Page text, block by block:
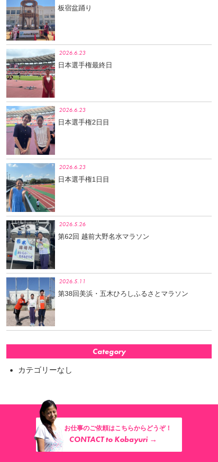
板宿盆踊り
2026.6.23
日本選手権最終日
2026.6.23
日本選手権2日目
2026.6.23
日本選手権1日目
2026.5.26
第62回 越前大野名水マラソン
2026.5.11
第38回美浜・五木ひろしふるさとマラソン
Category
カテゴリーなし
お仕事のご依頼はこちらからどうぞ！
CONTACT to Kobayuri →